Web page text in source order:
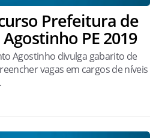
Prefeitura de
PE 2019
Agostinho divulga gabarito de
vagas em cargos de níveis